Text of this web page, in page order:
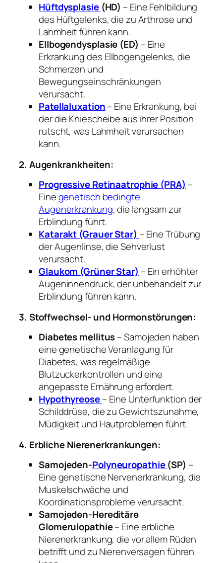
Hüftdysplasie (HD) – Eine Fehlbildung
des Hüftgelenks, die zu Arthrose und
Lahmheit führen kann.
Ellbogendysplasie (ED) – Eine
Erkrankung des Ellbogengelenks, die
Schmerzen und
Bewegungseinschränkungen
verursacht.
Patellaluxation– Eine Erkrankung, bei
der die Kniescheibe aus ihrer Position
rutscht, was Lahmheit verursachen
kann.
2. Augenkrankheiten:
Progressive Retinaatrophie (PRA) –
Einegenetisch bedingte
Augenerkrankung, die langsam zur
Erblindung führt.
Katarakt (Grauer Star) – Eine Trübung
der Augenlinse, die Sehverlust
verursacht.
Glaukom (Grüner Star) – Ein erhöhter
Augeninnendruck, der unbehandelt zur
Erblindung führen kann.
3. Stoffwechsel- und Hormonstörungen:
Diabetes mellitus– Samojeden haben
eine genetische Veranlagung für
Diabetes, was regelmäßige
Blutzuckerkontrollen und eine
angepasste Ernährung erfordert.
Hypothyreose– Eine Unterfunktion der
Schilddrüse, die zu Gewichtszunahme,
Müdigkeit und Hautproblemen führt.
4. Erbliche Nierenerkrankungen:
Samojeden-Polyneuropathie(SP) –
Eine genetische Nervenerkrankung, die
Muskelschwäche und
Koordinationsprobleme verursacht.
Samojeden-Hereditäre
Glomerulopathie– Eine erbliche
Nierenerkrankung, die vor allem Rüden
betrifft und zu Nierenversagen führen